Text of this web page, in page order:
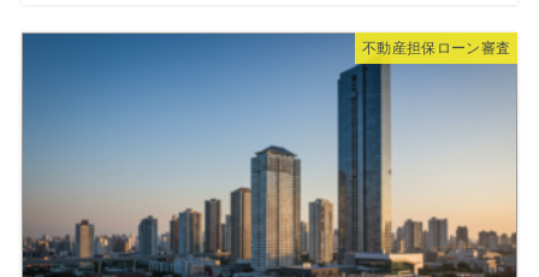
不動産担保ローン審査